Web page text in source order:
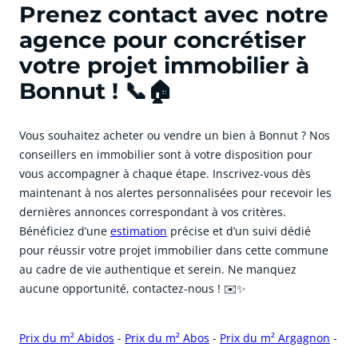
Prenez contact avec notre
agence pour concrétiser
votre projet immobilier à
Bonnut ! 📞🏠
Vous souhaitez acheter ou vendre un bien à Bonnut ? Nos
conseillers en immobilier sont à votre disposition pour
vous accompagner à chaque étape. Inscrivez-vous dès
maintenant à nos alertes personnalisées pour recevoir les
dernières annonces correspondant à vos critères.
Bénéficiez d’une estimation précise et d’un suivi dédié
pour réussir votre projet immobilier dans cette commune
au cadre de vie authentique et serein. Ne manquez
aucune opportunité, contactez-nous ! ✉️✨
Prix du m² Abidos - Prix du m² Abos - Prix du m² Argagnon -